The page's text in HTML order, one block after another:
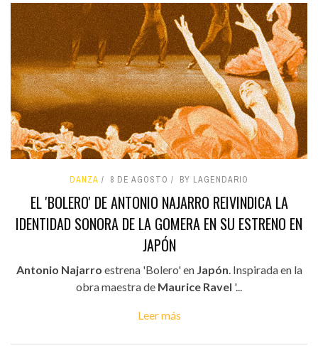
DANZA 8 DE AGOSTO BY LAGENDARIO
EL 'BOLERO' DE ANTONIO NAJARRO REIVINDICA LA
IDENTIDAD SONORA DE LA GOMERA EN SU ESTRENO EN
JAPÓN
Antonio Najarro estrena 'Bolero' en Japón . Inspirada en la
obra maestra de Maurice Ravel '...
Leer más